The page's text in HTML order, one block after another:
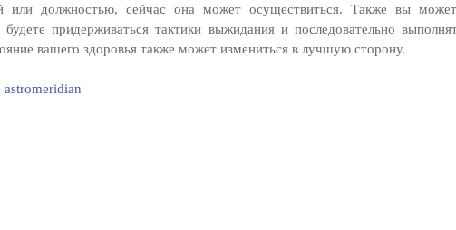
или должностью, сейчас она может осуществиться. Также вы
будете придерживаться тактики выжидания и последовательно
вашего здоровья также может измениться в лучшую сторону.